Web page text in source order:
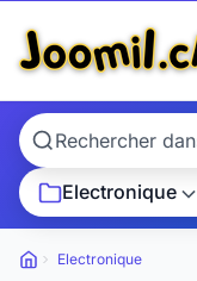
Electronique
Petites
Electronique